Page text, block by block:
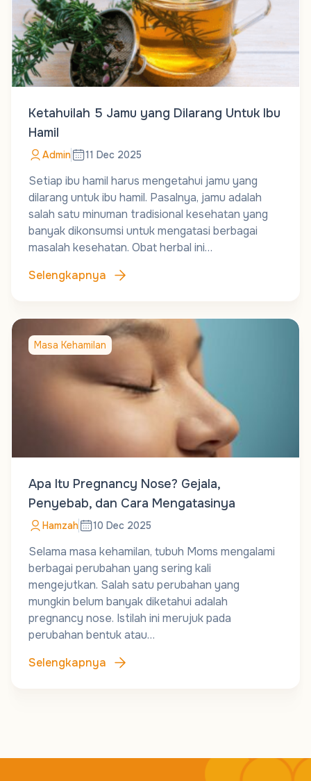
Ketahuilah 5 Jamu yang Dilarang Untuk Ibu
Hamil
Admin 11 Dec 2025
Setiap ibu hamil harus mengetahui jamu yang
dilarang untuk ibu hamil. Pasalnya, jamu adalah
salah satu minuman tradisional kesehatan yang
banyak dikonsumsi untuk mengatasi berbagai
masalah kesehatan. Obat herbal ini…
Selengkapnya
Masa Kehamilan
Apa Itu Pregnancy Nose? Gejala,
Penyebab, dan Cara Mengatasinya
Hamzah 10 Dec 2025
Selama masa kehamilan, tubuh Moms mengalami
berbagai perubahan yang sering kali
mengejutkan. Salah satu perubahan yang
mungkin belum banyak diketahui adalah
pregnancy nose. Istilah ini merujuk pada
perubahan bentuk atau…
Selengkapnya